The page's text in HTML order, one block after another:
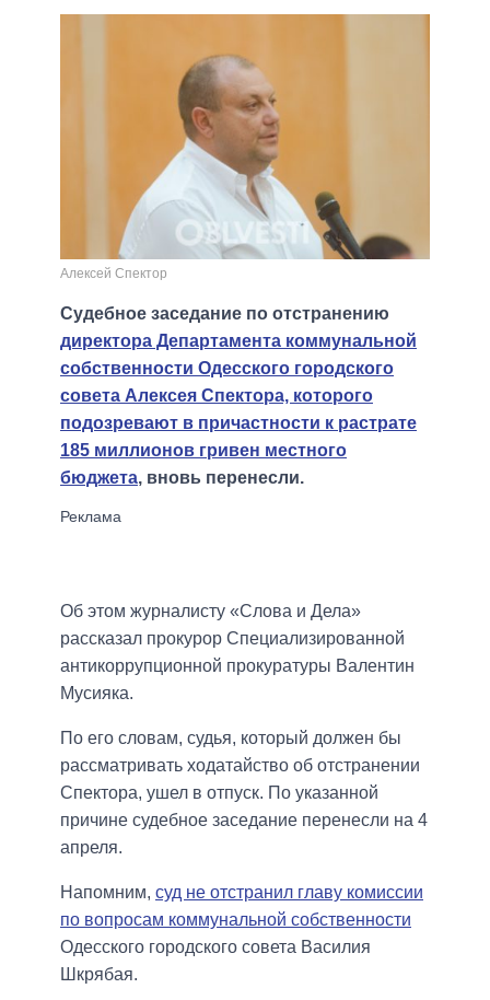
Алексей Спектор
Судебное заседание по отстранению
директора Департамента коммунальной
собственности Одесского городского
совета Алексея Спектора, которого
подозревают в причастности к растрате
185 миллионов гривен местного
бюджета, вновь перенесли.
Об этом журналисту «Слова и Дела»
рассказал прокурор Специализированной
антикоррупционной прокуратуры Валентин
Мусияка.
По его словам, судья, который должен бы
рассматривать ходатайство об отстранении
Спектора, ушел в отпуск. По указанной
причине судебное заседание перенесли на 4
апреля.
Напомним, суд не отстранил главу комиссии
по вопросам коммунальной собственности
Одесского городского совета Василия
Шкрябая.